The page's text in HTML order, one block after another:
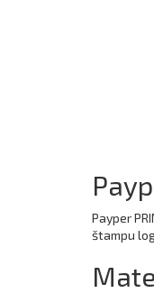
Payper
štampu